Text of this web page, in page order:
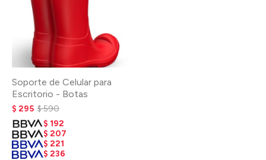
Soporte de Celular para
Escritorio - Botas
$ 295 $590
$ 192
$ 207
$ 221
$ 236